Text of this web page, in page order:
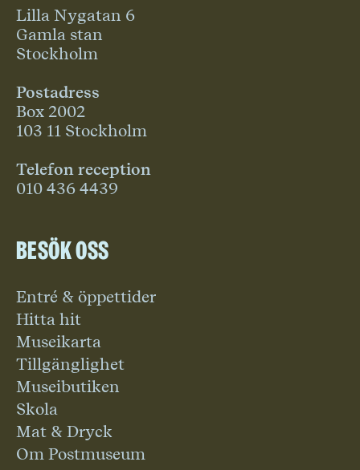
Lilla Nygatan 6
Gamla stan
Stockholm
Postadress
Box 2002
103 11 Stockholm
Telefon reception
010 436 4439
Besök oss
Entré & öppettider
Hitta hit
Museikarta
Tillgänglighet
Museibutiken
Skola
Mat & Dryck
Om Postmuseum